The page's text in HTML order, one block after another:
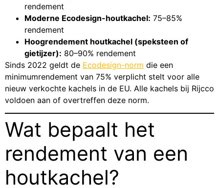
rendement
Moderne Ecodesign-houtkachel: 75–85%
rendement
Hoogrendement houtkachel (speksteen of
gietijzer): 80–90% rendement
Sinds 2022 geldt de Ecodesign-norm die een
minimumrendement van 75% verplicht stelt voor alle
nieuw verkochte kachels in de EU. Alle kachels bij Rijcco
voldoen aan of overtreffen deze norm.
Wat bepaalt het
rendement van een
houtkachel?